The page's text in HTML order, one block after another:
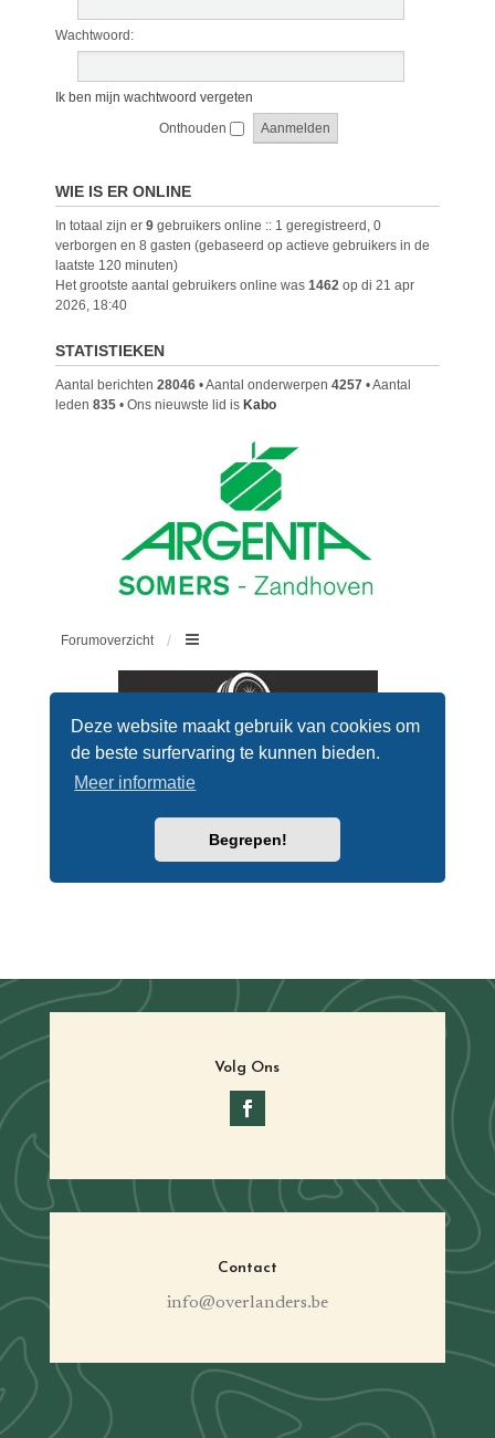
Volg Ons
Contact
info@overlanders.be